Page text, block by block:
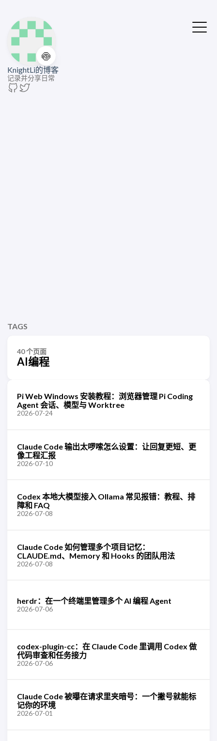
🍥
KnightLi的博客
记录并分享日常
TAGS
40 个页面
AI编程
Pi Web Windows 安装教程：浏览器管理 Pi Coding
Agent 会话、模型与 Worktree
2026-07-24
Claude Code 输出太啰嗦怎么设置：让回复更短、更
像工程汇报
2026-07-10
Codex 本地大模型接入 Ollama 常见报错：教程、排
障和 FAQ
2026-07-08
Claude Code 如何管理多个项目记忆：
CLAUDE.md、Memory 和 Hooks 的团队用法
2026-07-08
herdr：在一个终端里管理多个 AI 编程 Agent
2026-07-06
codex-plugin-cc：在 Claude Code 里调用 Codex 做
代码审查和任务接力
2026-07-06
Claude Code 被曝在请求里夹暗号：一个撇号就能标
记你的环境
2026-07-01